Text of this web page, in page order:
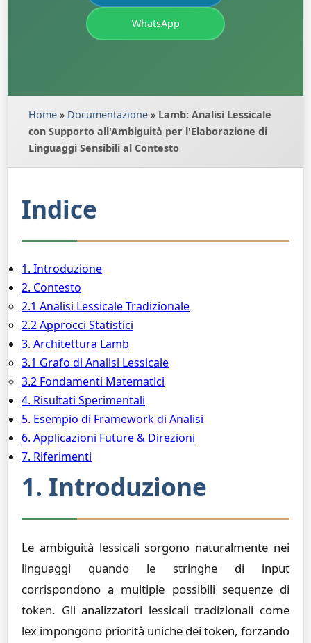
WhatsApp
Home » Documentazione » Lamb: Analisi Lessicale
con Supporto all'Ambiguità per l'Elaborazione di
Linguaggi Sensibili al Contesto
Indice
1. Introduzione
2. Contesto
2.1 Analisi Lessicale Tradizionale
2.2 Approcci Statistici
3. Architettura Lamb
3.1 Grafo di Analisi Lessicale
3.2 Fondamenti Matematici
4. Risultati Sperimentali
5. Esempio di Framework di Analisi
6. Applicazioni Future & Direzioni
7. Riferimenti
1. Introduzione
Le ambiguità lessicali sorgono naturalmente nei
linguaggi quando le stringhe di input
corrispondono a multiple possibili sequenze di
token. Gli analizzatori lessicali tradizionali come
lex impongono priorità uniche dei token, forzando